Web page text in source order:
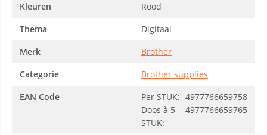
Kleuren
Rood
Thema
Digitaal
Merk
Brother
Categorie
Brother supplies
EAN Code
Per STUK: 4977766659758
Doos à 5
STUK:
4977766659765